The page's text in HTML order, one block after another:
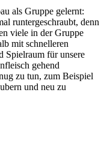
als Gruppe gelernt:
runtergeschraubt, denn
viele in der Gruppe
mit schnelleren
Spielraum für unsere
gehend
zu tun, zum Beispiel
und neu zu